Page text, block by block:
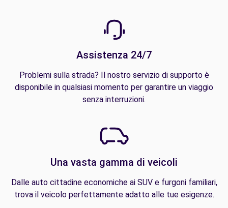
Assistenza 24/7
Problemi sulla strada? Il nostro servizio di supporto è
disponibile in qualsiasi momento per garantire un viaggio
senza interruzioni.
Una vasta gamma di veicoli
Dalle auto cittadine economiche ai SUV e furgoni familiari,
trova il veicolo perfettamente adatto alle tue esigenze.